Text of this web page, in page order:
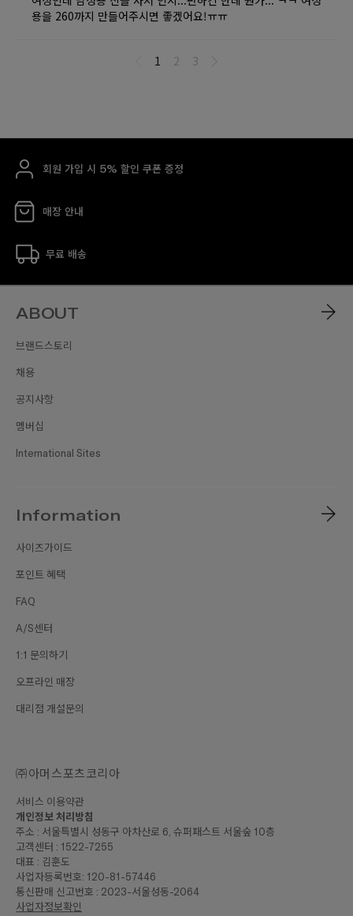
회원 가입 시 5% 할인 쿠폰 증정
매장 안내
무료 배송
ABOUT
브랜드스토리
채용
공지사항
멤버십
International Sites
Information
사이즈가이드
포인트 혜택
FAQ
A/S센터
1:1 문의하기
오프라인 매장
대리점 개설문의
㈜아머스포츠코리아
서비스 이용약관
개인정보 처리방침
주소 : 서울특별시 성동구 아차산로 6, 슈퍼패스트 서울숲 10층
고객센터 : 1522-7255
대표 : 김훈도
사업자등록번호: 120-81-57446
통신판매 신고번호 : 2023-서울성동-2064
사업자정보확인